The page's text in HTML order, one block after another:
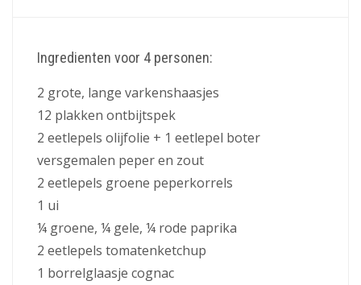
Ingredienten voor 4 personen:
2 grote, lange varkenshaasjes
12 plakken ontbijtspek
2 eetlepels olijfolie + 1 eetlepel boter
versgemalen peper en zout
2 eetlepels groene peperkorrels
1 ui
¼ groene, ¼ gele, ¼ rode paprika
2 eetlepels tomatenketchup
1 borrelglaasje cognac